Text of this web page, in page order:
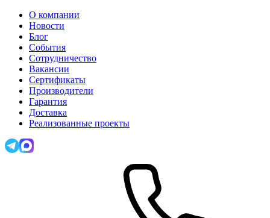
О компании
Новости
Блог
События
Сотрудничество
Вакансии
Сертификаты
Производители
Гарантия
Доставка
Реализованные проекты